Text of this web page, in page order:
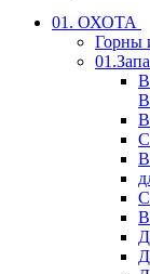
01. ОХОТА
Горны